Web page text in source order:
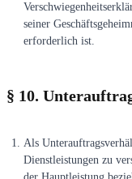
seiner
erforderlich ist.
§ 10.
Als
Dienstleistungen zu